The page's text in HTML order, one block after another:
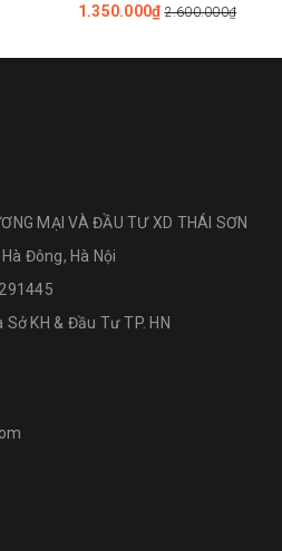
1.350.000₫ 2.600.000₫
MẠI VÀ ĐẦU TƯ XD THÁI SƠN
Đông, Hà Nội
KH & Đầu Tư TP. HN